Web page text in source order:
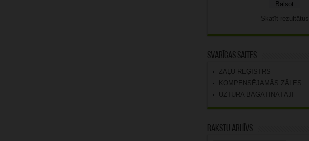
Skatīt rezultātus
Svarīgas saites
ZĀĻU REĢISTRS
KOMPENSĒJAMĀS ZĀLES
UZTURA BAGĀTINĀTĀJI
Rakstu arhīvs